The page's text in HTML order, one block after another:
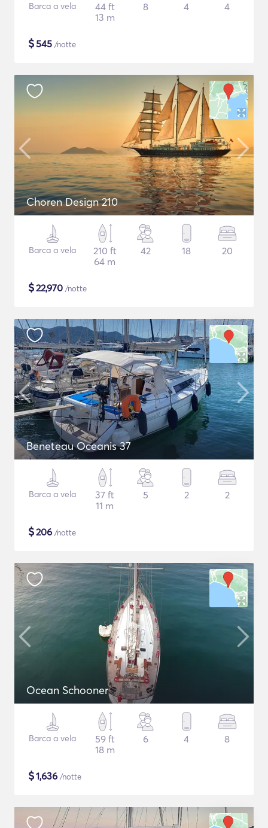
Barca a vela
44 ft
13 m
8 4 4
$545 /notte
Choren Design 210
Barca a vela
210 ft
64 m
42 18 20
$22,970 /notte
Beneteau Oceanis 37
Barca a vela
37 ft
11 m
5 2 2
$206 /notte
Ocean Schooner
Barca a vela
59 ft
18 m
6 4 8
$1,636 /notte